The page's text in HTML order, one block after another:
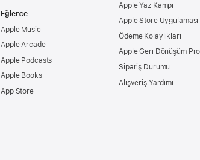
Eğlence
Apple Music
Apple Arcade
Apple Podcasts
Apple Books
App Store
Apple Yaz Kampı
Apple Store Uygulaması
Ödeme Kolaylıkları
Apple Geri Dönüşüm
Sipariş Durumu
Alışveriş Yardımı